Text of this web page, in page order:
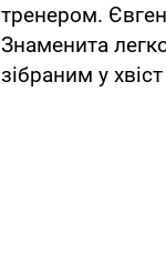
тренером.
Знаменита
зібраним у